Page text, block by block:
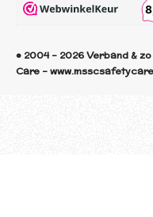
© 2004 - 2026 Verband &
Care -